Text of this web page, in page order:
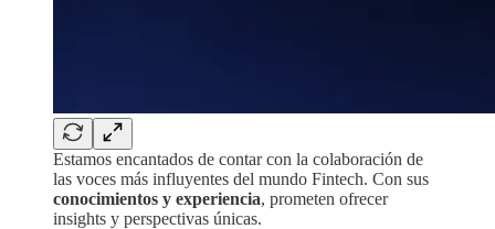
Estamos encantados de contar con la colaboración de
las voces más influyentes del mundo Fintech. Con sus
conocimientos y experiencia, prometen ofrecer
insights y perspectivas únicas.